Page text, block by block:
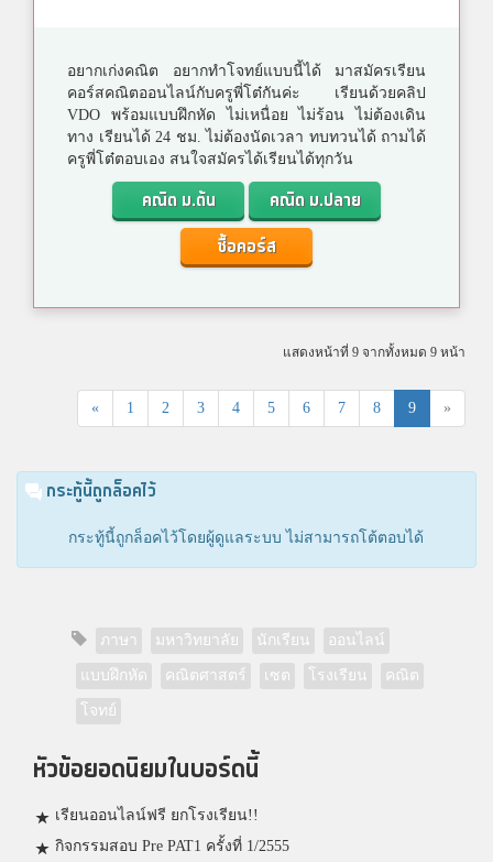
อยากเก่งคณิต อยากทำโจทย์แบบนี้ได้ มาสมัครเรียน
คอร์สคณิตออนไลน์กับครูพี่โต๋กันค่ะ เรียนด้วยคลิป
VDO พร้อมแบบฝึกหัด ไม่เหนื่อย ไม่ร้อน ไม่ต้องเดิน
ทาง เรียนได้ 24 ชม. ไม่ต้องนัดเวลา ทบทวนได้ ถามได้
ครูพี่โต๋ตอบเอง สนใจสมัครได้เรียนได้ทุกวัน
คณิต ม.ต้น
คณิต ม.ปลาย
ซื้อคอร์ส
แสดงหน้าที่ 9 จากทั้งหมด 9 หน้า
« 1 2 3 4 5 6 7 8 9 »
กระทู้นี้ถูกล็อคไว้
กระทู้นี้ถูกล็อคไว้โดยผู้ดูแลระบบ ไม่สามารถโต้ตอบได้
ภาษา มหาวิทยาลัย นักเรียน ออนไลน์
แบบฝึกหัด คณิตศาสตร์ เซต โรงเรียน คณิต
โจทย์
หัวข้อยอดนิยมในบอร์ดนี้
เรียนออนไลน์ฟรี ยกโรงเรียน!!
กิจกรรมสอบ Pre PAT1 ครั้งที่ 1/2555